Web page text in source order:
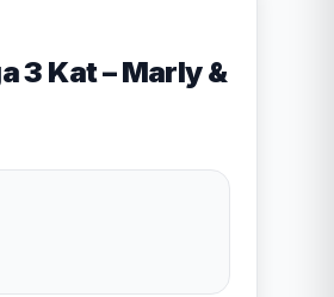
3 Kat – Marly &